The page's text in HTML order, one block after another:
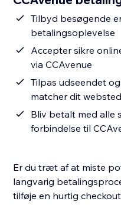
Tilbyd besøgende
betalingsoplevelse
Accepter sikre
via CCAvenue
Tilpas udseendet
matcher dit
Bliv betalt med alle
forbindelse til
Er du træt af at miste
langvarig
tilføje en hurtig